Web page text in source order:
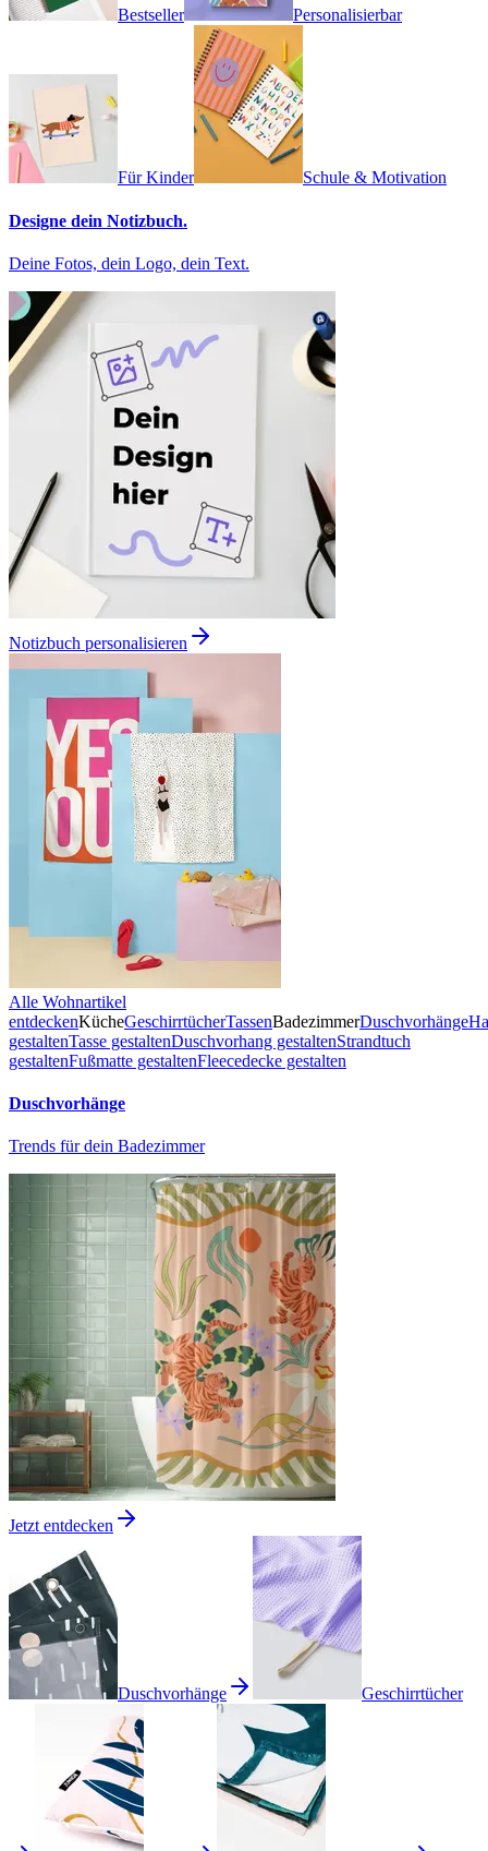
Bestseller Personalisierbar
Für Kinder Schule & Motivation
Designe dein Notizbuch.
Deine Fotos, dein Logo, dein Text.
Notizbuch personalisieren
Alle Wohnartikel
entdeckenKücheGeschirrtücherTassenBadezimmerDuschvorhänge
gestaltenTasse gestaltenDuschvorhang gestaltenStrandtuch
gestaltenFußmatte gestaltenFleecedecke gestalten
Duschvorhänge
Trends für dein Badezimmer
Jetzt entdecken
Duschvorhänge Geschirrtücher